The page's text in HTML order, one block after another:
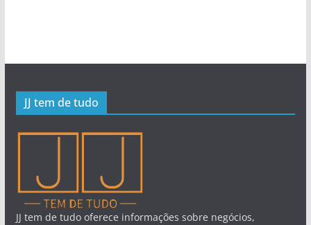
JJ tem de tudo
JJ tem de tudo oferece informações sobre negócios,